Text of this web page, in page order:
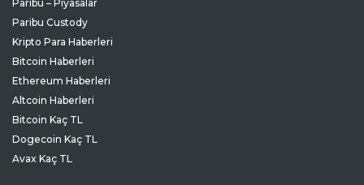
Paribu Custody
Kripto Para Haberleri
Bitcoin Haberleri
Ethereum Haberleri
Altcoin Haberleri
Bitcoin Kaç TL
Dogecoin Kaç TL
Avax Kaç TL